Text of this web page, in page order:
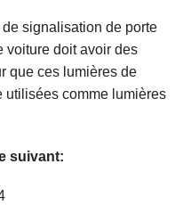
signalisation de porte
voiture doit avoir des
que ces lumières de
comme lumières
suivant: